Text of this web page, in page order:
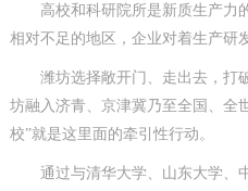
高校和科研院所是新质生产力
相对不足的地区，企业对着生产研
潍坊选择敞开门、走出去，打
坊融入济青、京津冀乃至全国、全
校”就是这里面的牵引性行动。
通过与清华大学、山东大学、中